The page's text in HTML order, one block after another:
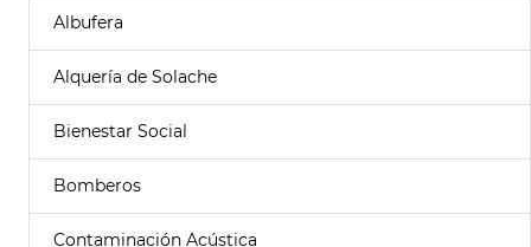
Albufera
Alquería de Solache
Bienestar Social
Bomberos
Contaminación Acústica